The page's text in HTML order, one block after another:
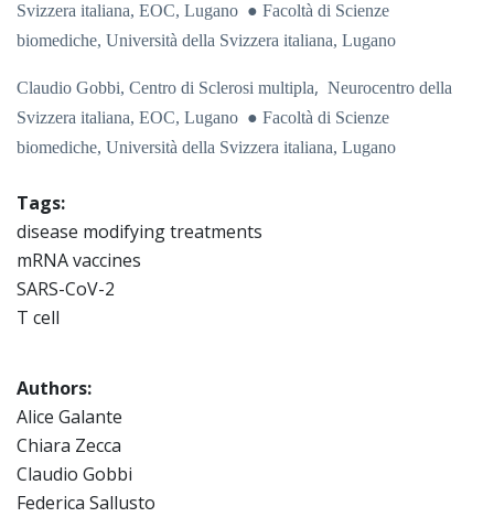
Svizzera italiana, EOC, Lugano ● Facoltà di Scienze
biomediche, Università della Svizzera italiana, Lugano
Claudio Gobbi, Centro di Sclerosi multipla, Neurocentro della
Svizzera italiana, EOC, Lugano ● Facoltà di Scienze
biomediche, Università della Svizzera italiana, Lugano
Tags:
disease modifying treatments
mRNA vaccines
SARS-CoV-2
T cell
Authors:
Alice Galante
Chiara Zecca
Claudio Gobbi
Federica Sallusto